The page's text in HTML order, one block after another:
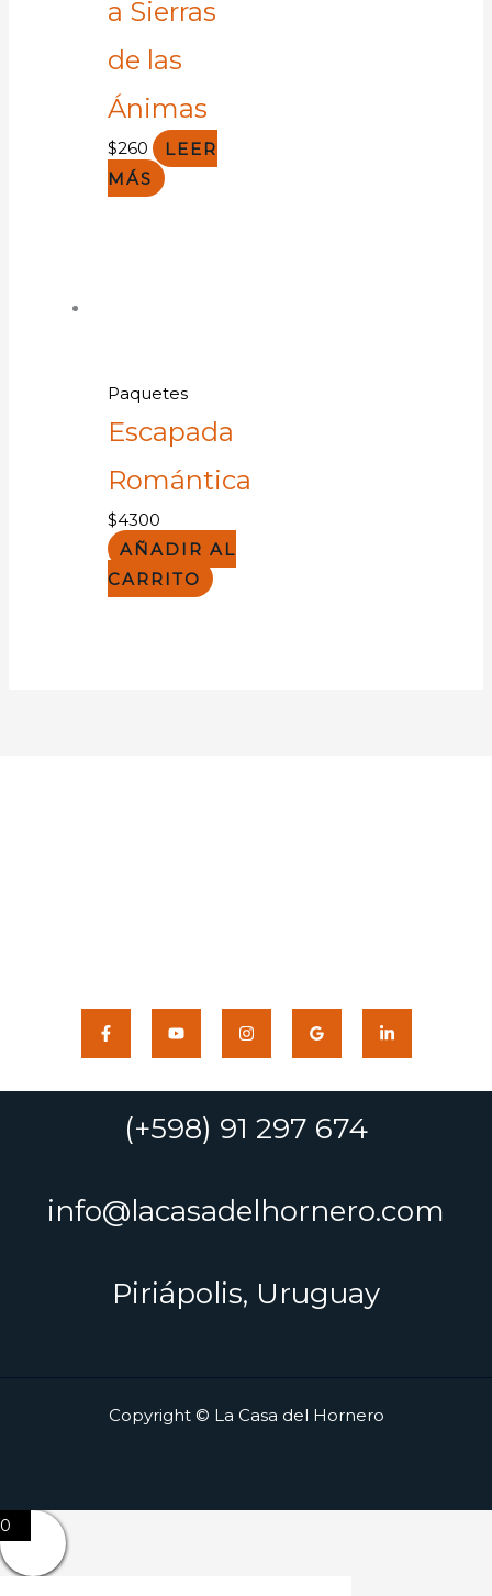
a Sierras
de las
Ánimas
$260
LEER
MÁS
Paquetes
Escapada
Romántica
$4300
AÑADIR AL
CARRITO
(+598) 91 297 674
info@lacasadelhornero.com
Piriápolis, Uruguay
Copyright © La Casa del Hornero
0